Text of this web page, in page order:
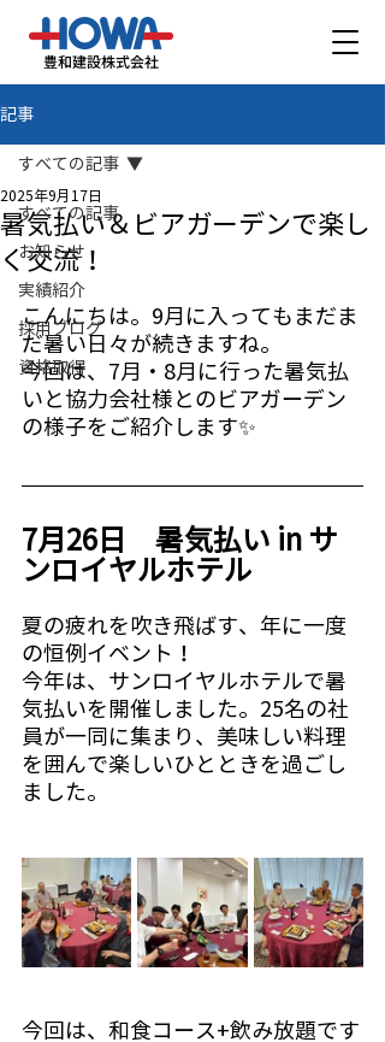
豊和建設株式会社
記事
すべての記事
お知らせ
実績紹介
採用ブログ
資格取得
すべての記事
暑気払い＆ビアガーデンで楽し
く交流！
2025年9月17日
こんにちは。9月に入ってもまだま
だ暑い日々が続きますね。
今回は、7月・8月に行った暑気払
いと協力会社様とのビアガーデン
の様子をご紹介します✨
7月26日　暑気払い in サ
ンロイヤルホテル
夏の疲れを吹き飛ばす、年に一度
の恒例イベント！
今年は、サンロイヤルホテルで暑
気払いを開催しました。25名の社
員が一同に集まり、美味しい料理
を囲んで楽しいひとときを過ごし
ました。
今回は、和食コース+飲み放題です